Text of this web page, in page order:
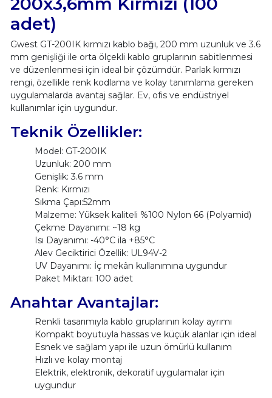
adet)
Gwest GT-200IK kırmızı kablo bağı, 200 mm uzunluk ve 3.6
mm genişliği ile orta ölçekli kablo gruplarının sabitlenmesi
ve düzenlenmesi için ideal bir çözümdür. Parlak kırmızı
rengi, özellikle renk kodlama ve kolay tanımlama gereken
uygulamalarda avantaj sağlar. Ev, ofis ve endüstriyel
kullanımlar için uygundur.
Teknik Özellikler:
Model: GT-200IK
Uzunluk: 200 mm
Genişlik: 3.6 mm
Renk: Kırmızı
Sıkma Çapı:52mm
Malzeme: Yüksek kaliteli %100 Nylon 66 (Polyamid)
Çekme Dayanımı: ~18 kg
Isı Dayanımı: -40°C ila +85°C
Alev Geciktirici Özellik: UL94V-2
UV Dayanımı: İç mekân kullanımına uygundur
Paket Miktarı: 100 adet
Anahtar Avantajlar:
Renkli tasarımıyla kablo gruplarının kolay ayrımı
Kompakt boyutuyla hassas ve küçük alanlar için ideal
Esnek ve sağlam yapı ile uzun ömürlü kullanım
Hızlı ve kolay montaj
Elektrik, elektronik, dekoratif uygulamalar için
uygundur